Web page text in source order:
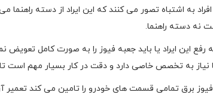
افراد به اشتباه تصور می کنند که این ایراد از دسته
دسته راهنما.
این ایراد یا باید جعبه فیوز را به صورت کامل تعویض
نیاز به تخصص خاصی دارد و دقت در کار بسیار مهم است
برق تمامی قسمت های خودرو را تامین می کند تعمیر